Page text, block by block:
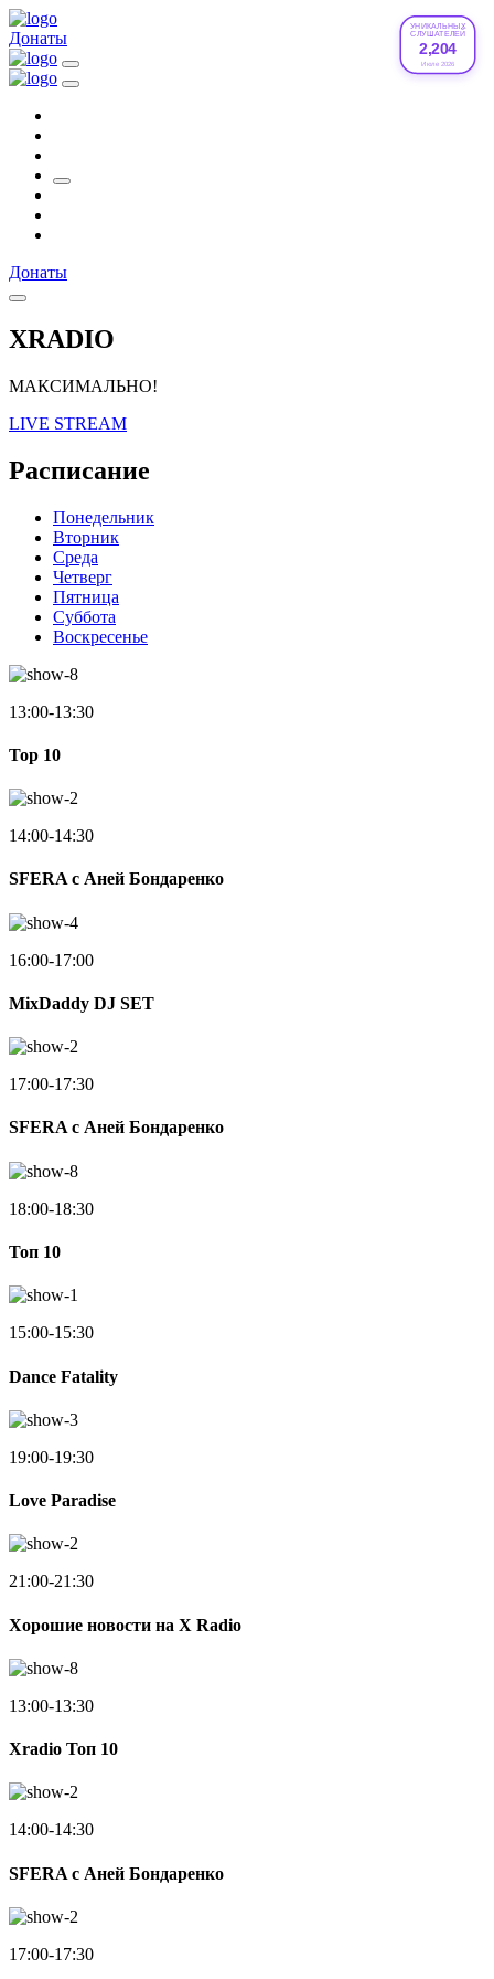
УНИКАЛЬНЫХ
СЛУШАТЕЛЕЙ
2,204
Июле 2026
Донаты
Донаты
XRADIO
МАКСИМАЛЬНО!
LIVE STREAM
Расписание
Понедельник
Вторник
Среда
Четверг
Пятница
Суббота
Воскресенье
13:00-13:30
Top 10
14:00-14:30
SFERA с Аней Бондаренко
16:00-17:00
MixDaddy DJ SET
17:00-17:30
SFERA с Аней Бондаренко
18:00-18:30
Toп 10
15:00-15:30
Dance Fatality
19:00-19:30
Love Paradise
21:00-21:30
Хорошие новости на X Radio
13:00-13:30
Xradio Топ 10
14:00-14:30
SFERA с Аней Бондаренко
17:00-17:30